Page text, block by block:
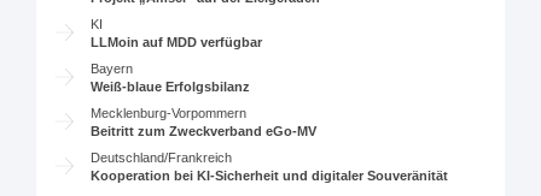
KI
LLMoin auf MDD verfügbar
Bayern
Weiß-blaue Erfolgsbilanz
Mecklenburg-Vorpommern
Beitritt zum Zweckverband eGo-MV
Deutschland/Frankreich
Kooperation bei KI-Sicherheit und digitaler Souveränität